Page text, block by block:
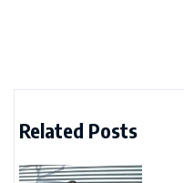
Related Posts